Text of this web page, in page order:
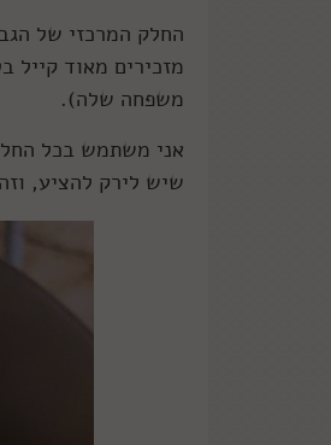
החלק המרכזי של
מזכירים מאוד קייל
משפחה שלה).
אני משתמש בכל
שיש לירק להציע,